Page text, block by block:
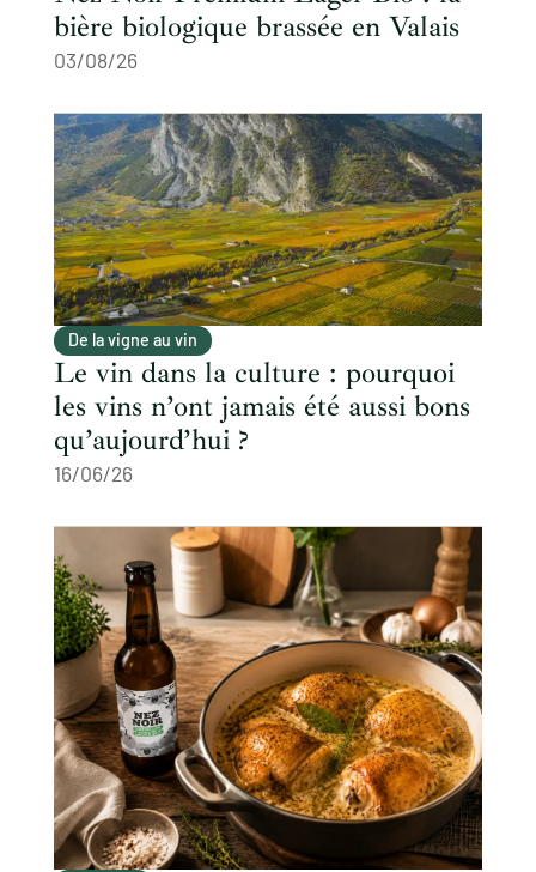
bière biologique brassée en Valais
03/08/26
De la vigne au vin
Le vin dans la culture : pourquoi
les vins n’ont jamais été aussi bons
qu’aujourd’hui ?
16/06/26